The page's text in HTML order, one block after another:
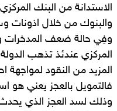
الاستدانة من البنك
والبنوك من خلال اذونات
وفِي حالة ضعف المدخرات
المركزي عندئذ تذهب
المزيد من النقود لمواجهة
فالتمويل بالعجز يعني هو
وذلك لسد العجز الذي يحدث